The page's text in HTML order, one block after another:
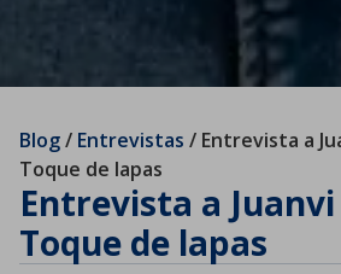
Blog/ Entrevistas / Entrevista a
Toque de lapas
Entrevista a
Toque de lapas